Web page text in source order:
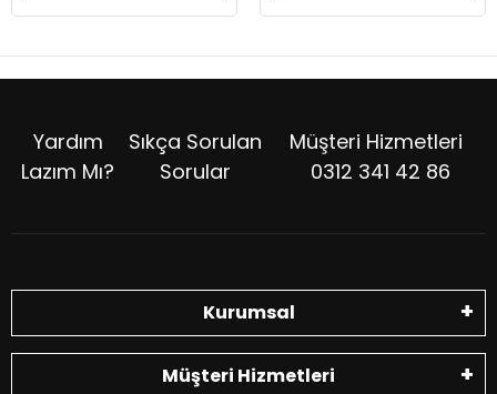
Yardım
Lazım Mı?
Sıkça Sorulan
Sorular
Müşteri Hizmetleri
0312 341 42 86
Kurumsal
Müşteri Hizmetleri